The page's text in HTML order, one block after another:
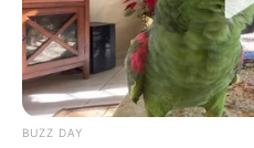
más intensas de las que
estallado con una
plataformas digitales
acto de crueldad
lúgubre y desalmado
BUZZ DAY